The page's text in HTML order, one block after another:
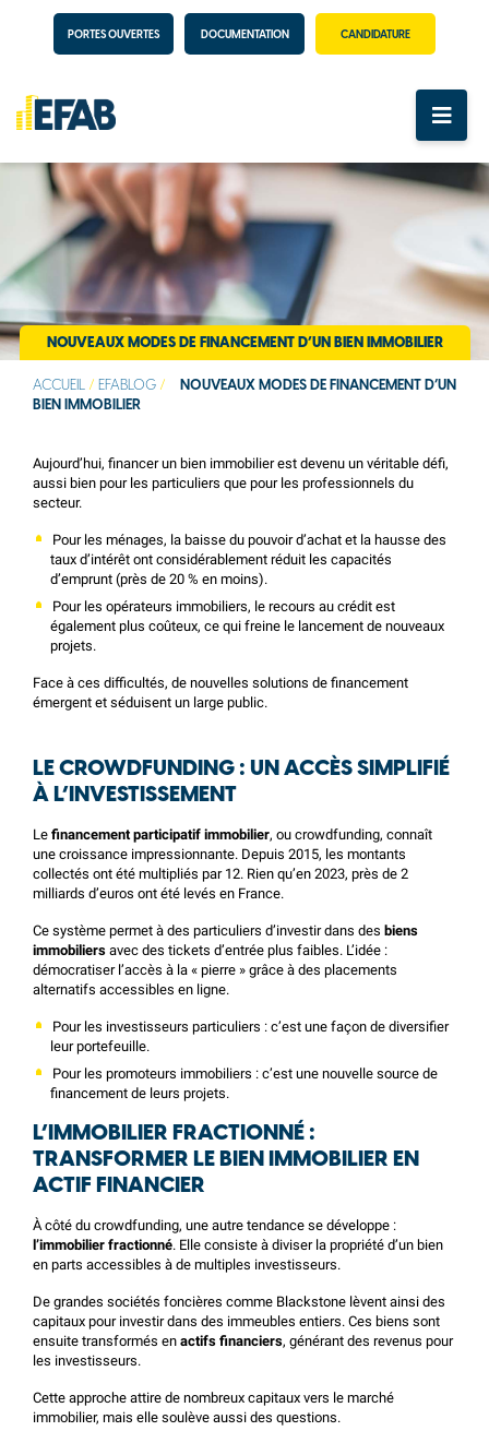
PORTES OUVERTES DOCUMENTATION CANDIDATURE
NOUVEAUX MODES DE FINANCEMENT D’UN BIEN IMMOBILIER
ACCUEIL / EFABLOG /
NOUVEAUX MODES DE FINANCEMENT D’UN
BIEN IMMOBILIER
Aujourd’hui, financer un bien immobilier est devenu un véritable défi,
aussi bien pour les particuliers que pour les professionnels du
secteur.
Pour les ménages, la baisse du pouvoir d’achat et la hausse des
taux d’intérêt ont considérablement réduit les capacités
d’emprunt (près de 20 % en moins).
Pour les opérateurs immobiliers, le recours au crédit est
également plus coûteux, ce qui freine le lancement de nouveaux
projets.
Face à ces difficultés, de nouvelles solutions de financement
émergent et séduisent un large public.
LE CROWDFUNDING : UN ACCÈS SIMPLIFIÉ
À L’INVESTISSEMENT
Le financement participatif immobilier, ou crowdfunding, connaît
une croissance impressionnante. Depuis 2015, les montants
collectés ont été multipliés par 12. Rien qu’en 2023, près de 2
milliards d’euros ont été levés en France.
Ce système permet à des particuliers d’investir dans des biens
immobiliers avec des tickets d’entrée plus faibles. L’idée :
démocratiser l’accès à la « pierre » grâce à des placements
alternatifs accessibles en ligne.
Pour les investisseurs particuliers : c’est une façon de diversifier
leur portefeuille.
Pour les promoteurs immobiliers : c’est une nouvelle source de
financement de leurs projets.
L’IMMOBILIER FRACTIONNÉ :
TRANSFORMER LE BIEN IMMOBILIER EN
ACTIF FINANCIER
À côté du crowdfunding, une autre tendance se développe :
l’immobilier fractionné. Elle consiste à diviser la propriété d’un bien
en parts accessibles à de multiples investisseurs.
De grandes sociétés foncières comme Blackstone lèvent ainsi des
capitaux pour investir dans des immeubles entiers. Ces biens sont
ensuite transformés en actifs financiers, générant des revenus pour
les investisseurs.
Cette approche attire de nombreux capitaux vers le marché
immobilier, mais elle soulève aussi des questions.